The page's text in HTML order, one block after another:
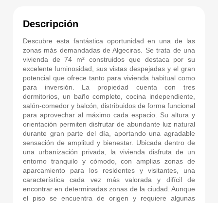
Descripción
Descubre esta fantástica oportunidad en una de las
zonas más demandadas de Algeciras. Se trata de una
vivienda de 74 m² construidos que destaca por su
excelente luminosidad, sus vistas despejadas y el gran
potencial que ofrece tanto para vivienda habitual como
para inversión. La propiedad cuenta con tres
dormitorios, un baño completo, cocina independiente,
salón-comedor y balcón, distribuidos de forma funcional
para aprovechar al máximo cada espacio. Su altura y
orientación permiten disfrutar de abundante luz natural
durante gran parte del día, aportando una agradable
sensación de amplitud y bienestar. Ubicada dentro de
una urbanización privada, la vivienda disfruta de un
entorno tranquilo y cómodo, con amplias zonas de
aparcamiento para los residentes y visitantes, una
característica cada vez más valorada y difícil de
encontrar en determinadas zonas de la ciudad. Aunque
el piso se encuentra de origen y requiere algunas